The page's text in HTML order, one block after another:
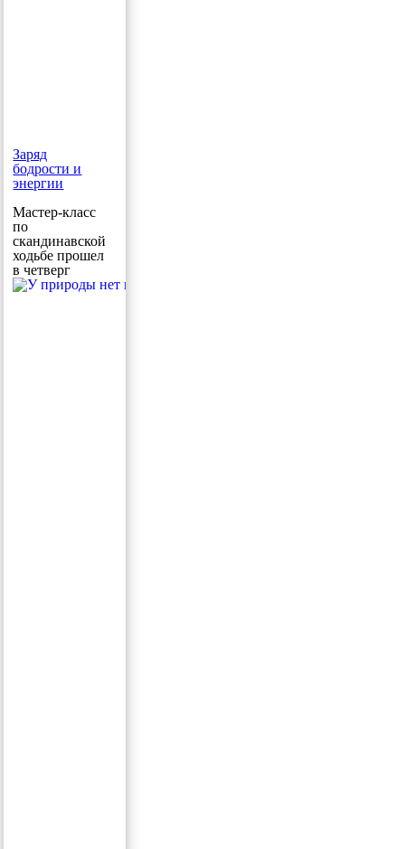
Заряд
бодрости и
энергии
Мастер-класс
по
скандинавской
ходьбе прошел
в четверг